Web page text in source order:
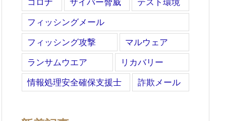
コロナ
サイバー脅威
テスト環境
フィッシングメール
フィッシング攻撃
マルウェア
ランサムウエア
リカバリー
情報処理安全確保支援士
詐欺メール